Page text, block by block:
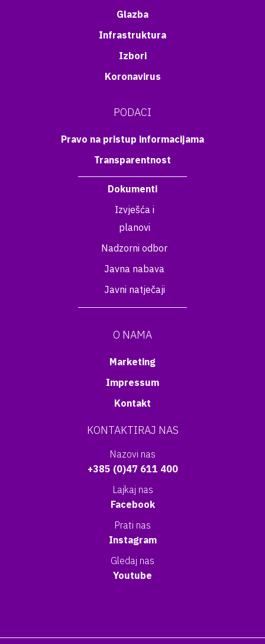
Glazba
Infrastruktura
Izbori
Koronavirus
PODACI
Pravo na pristup informacijama
Transparentnost
Dokumenti
Izvješća i
planovi
Nadzorni odbor
Javna nabava
Javni natječaji
O NAMA
Marketing
Impressum
Kontakt
KONTAKTIRAJ NAS
Nazovi nas
+385 (0)47 611 400
Lajkaj nas
Facebook
Prati nas
Instagram
Gledaj nas
Youtube